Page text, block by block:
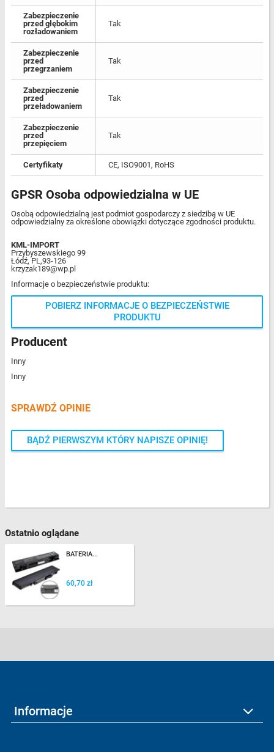
Zabezpieczenie
przed głębokim
rozładowaniem
Tak
Zabezpieczenie
przed
przegrzaniem
Tak
Zabezpieczenie
przed
przeładowaniem
Tak
Zabezpieczenie
przed
przepięciem
Tak
Certyfikaty CE, ISO9001, RoHS
GPSR Osoba odpowiedzialna w UE
Osobą odpowiedzialną jest podmiot gospodarczy z siedzibą w UE
odpowiedzialny za określone obowiązki dotyczące zgodności produktu.
KML-IMPORT
Przybyszewskiego 99
Łódź, PL,93-126
krzyzak189@wp.pl
Informacje o bezpieczeństwie produktu:
POBIERZ INFORMACJE O BEZPIECZEŃSTWIE
PRODUKTU
Producent
Inny
Inny
SPRAWDŹ OPINIE
BĄDŹ PIERWSZYM KTÓRY NAPISZE OPINIĘ!
Ostatnio oglądane
BATERIA...
60,70 zł
Informacje